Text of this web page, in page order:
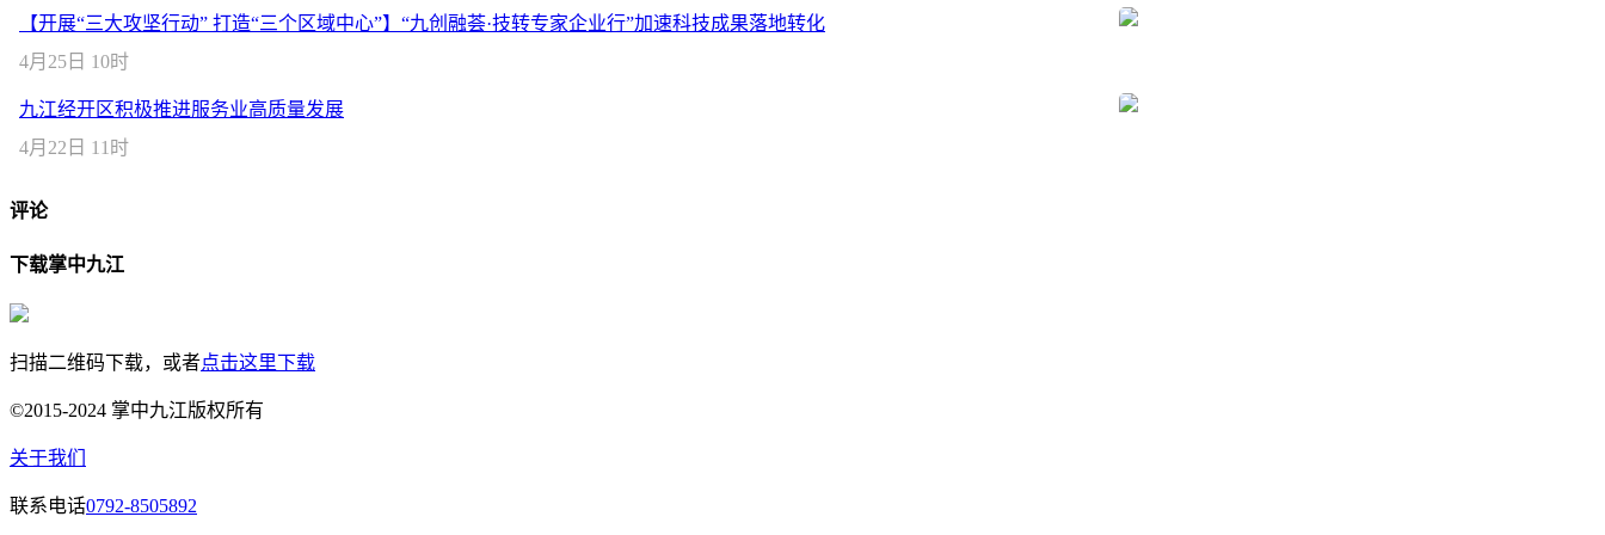
【开展“三大攻坚行动” 打造“三个区域中心”】“九创融荟·技转专家企业行”加速科技成果落地转化
4月25日 10时
九江经开区积极推进服务业高质量发展
4月22日 11时
评论
下载掌中九江
扫描二维码下载，或者点击这里下载
©2015-2024 掌中九江版权所有
关于我们
联系电话0792-8505892